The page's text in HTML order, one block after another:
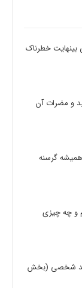
8 ماده غذایی بینهایت خطرناک
و مضرات آن
گرسنه
و چه چیزی
رشد شخصی (بخش